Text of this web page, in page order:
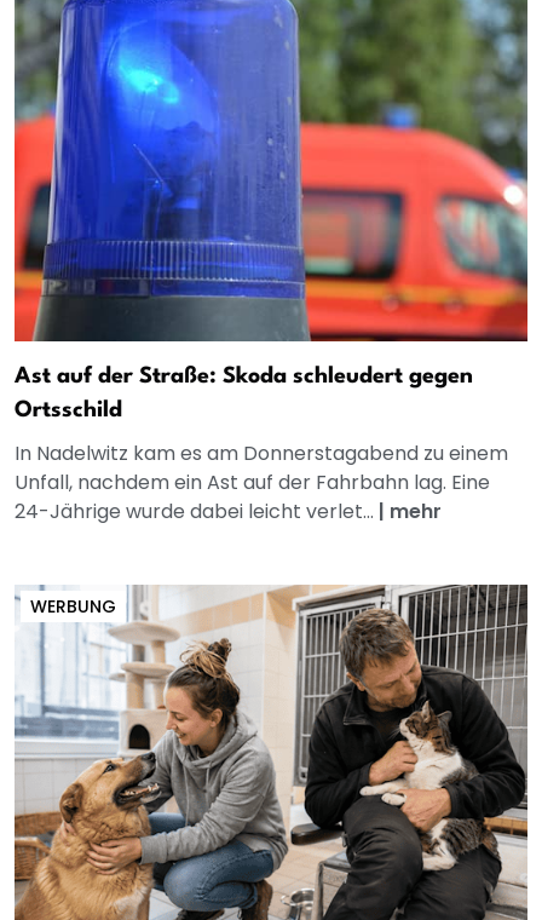
Ast auf der Straße: Skoda schleudert gegen
Ortsschild
In Nadelwitz kam es am Donnerstagabend zu einem
Unfall, nachdem ein Ast auf der Fahrbahn lag. Eine
24-Jährige wurde dabei leicht verlet... | mehr
WERBUNG